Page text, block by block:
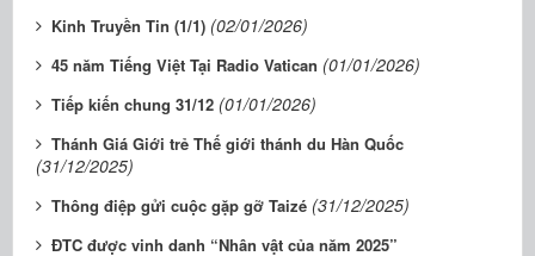
Kinh Truyền Tin (1/1) (02/01/2026)
45 năm Tiếng Việt Tại Radio Vatican (01/01/2026)
Tiếp kiến chung 31/12 (01/01/2026)
Thánh Giá Giới trẻ Thế giới thánh du Hàn Quốc
(31/12/2025)
Thông điệp gửi cuộc gặp gỡ Taizé (31/12/2025)
ĐTC được vinh danh “Nhân vật của năm 2025”